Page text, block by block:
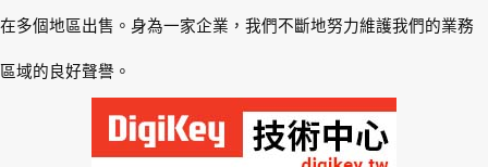
在多個地區出售。身為一家企業，我們不斷地努力維護我們的業務
區域的良好聲譽。